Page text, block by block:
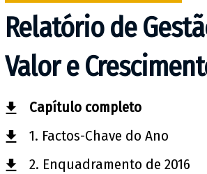
Relatório de
Valor e
Capítulo completo
1. Factos-Chave do Ano
2. Enquadramento de 2016